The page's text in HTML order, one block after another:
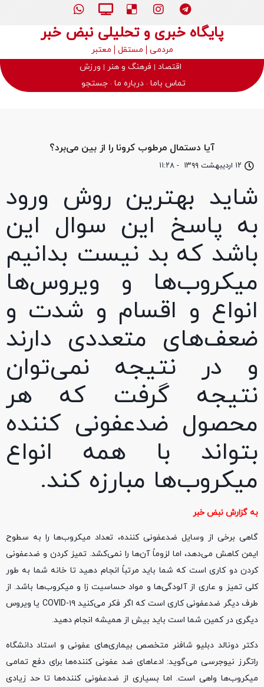
پایگاه خبری و تحلیلی نبض خبر
مردمی مستقل
معتبر
اقتصاد
فرهنگ و هنر
ورزش
تماس باما درباره ما جستجو
۱۲ اردیبهشت ۱۳۹۹ - ۱۱:۲۸
آیا دستمال مرطوب کرونا را از بین می‌برد؟
شاید بهترین روش ورود
به پاسخ این سوال این
باشد که بد نیست بدانیم
میکروب‌ها و ویروس‌ها
انواع و اقسام و شدت و
ضعف‌های متعددی دارند
و در نتیجه نمی‌توان
نتیجه گرفت که هر
محصول ضدعفونی کننده
بتواند با همه انواع
میکروب‌ها مبارزه کند.
به گزارش نبض خبر
گاهی برخی از وسایل ضدعفونی کننده، تعداد میکروب‌ها را به سطوح
ایمن کاهش می‌دهد، اما لزوماً آن‌ها را نمی‌کشد. تمیز کردن و ضدعفونی
کردن دو کاری است که شما باید مرتباً انجام دهید تا خانه شما به طور
کلی تمیز و عاری از آلودگی‌ها و مواد حساسیت زا و میکروب‌ها باشد. از
طرف دیگر ضدعفونی کاری است که اگر فکر می‌کنید COVID-۱۹ یا ویروس
دیگری در کمین شما است باید بیش از همیشه انجام دهید.
دکتر دونالد دبلیو شافنر متخصص بیماری‌های عفونی و استاد دانشگاه
راتگرز نیوجرسی می‌گوید: ادعا‌های ضد عفونی کننده‌ها برای دفع تمامی
میکروب‌ها واهی است. اما بسیاری از ضدعفونی کننده‌ها تا حد زیادی